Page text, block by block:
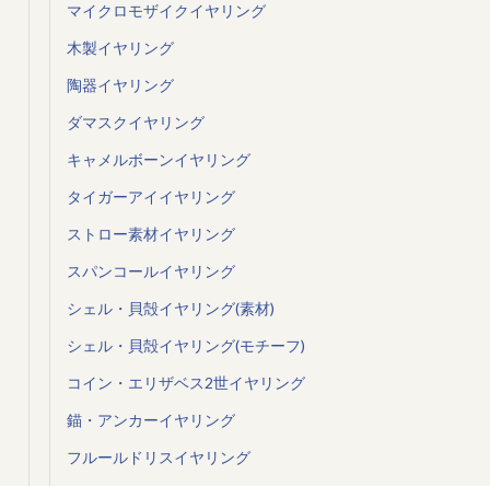
マイクロモザイクイヤリング
木製イヤリング
陶器イヤリング
ダマスクイヤリング
キャメルボーンイヤリング
タイガーアイイヤリング
ストロー素材イヤリング
スパンコールイヤリング
シェル・貝殻イヤリング(素材)
シェル・貝殻イヤリング(モチーフ)
コイン・エリザベス2世イヤリング
錨・アンカーイヤリング
フルールドリスイヤリング